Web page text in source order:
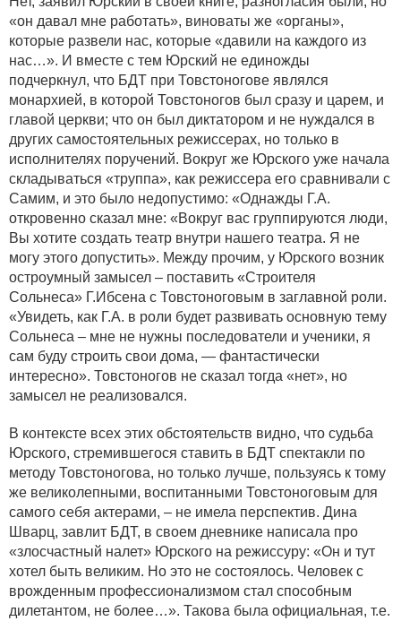
«он давал мне работать», виноваты же «органы»,
которые развели нас, которые «давили на каждого из
нас…». И вместе с тем Юрский не единожды
подчеркнул, что БДТ при Товстоногове являлся
монархией, в которой Товстоногов был сразу и царем, и
главой церкви; что он был диктатором и не нуждался в
других самостоятельных режиссерах, но только в
исполнителях поручений. Вокруг же Юрского уже начала
складываться «труппа», как режиссера его сравнивали с
Самим, и это было недопустимо: «Однажды Г.А.
откровенно сказал мне: «Вокруг вас группируются люди,
Вы хотите создать театр внутри нашего театра. Я не
могу этого допустить». Между прочим, у Юрского возник
остроумный замысел – поставить «Строителя
Сольнеса» Г.Ибсена с Товстоноговым в заглавной роли.
«Увидеть, как Г.А. в роли будет развивать основную тему
Сольнеса – мне не нужны последователи и ученики, я
сам буду строить свои дома, — фантастически
интересно». Товстоногов не сказал тогда «нет», но
замысел не реализовался.
В контексте всех этих обстоятельств видно, что судьба
Юрского, стремившегося ставить в БДТ спектакли по
методу Товстоногова, но только лучше, пользуясь к тому
же великолепными, воспитанными Товстоноговым для
самого себя актерами, – не имела перспектив. Дина
Шварц, завлит БДТ, в своем дневнике написала про
«злосчастный налет» Юрского на режиссуру: «Он и тут
хотел быть великим. Но это не состоялось. Человек с
врожденным профессионализмом стал способным
дилетантом, не более…». Такова была официальная, т.е.